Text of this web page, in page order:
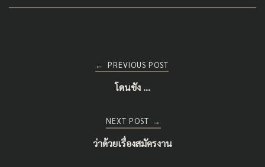
← PREVIOUS POST
โดนขัง …
NEXT POST →
ว่าด้วยเรื่องสมัครงาน